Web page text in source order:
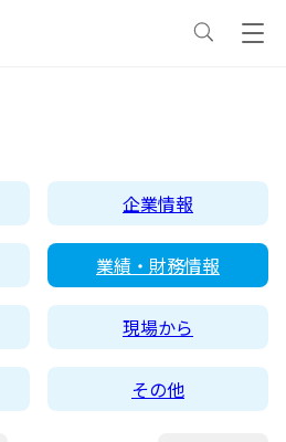
企業情報
業績・財務情報
現場から
その他